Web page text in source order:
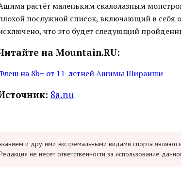
растёт маленьким скалолазным
послужной список, включающий в себя
что это будет следующий
на Mountain.RU:
на 8b+ от 11-летней Ашимы Шираиши
8a.nu
и другими экстремальными видами спорта
не несет ответственности за использование